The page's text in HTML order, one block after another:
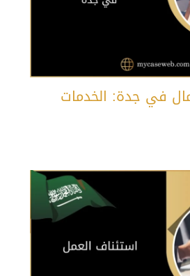
في جدة: الخدمات